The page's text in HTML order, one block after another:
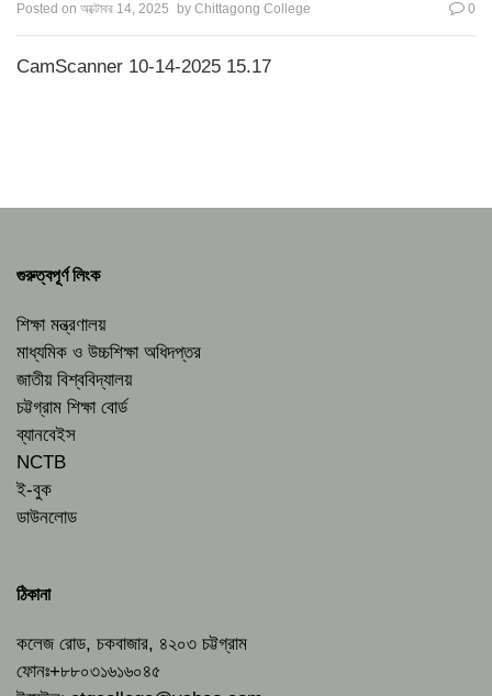
Posted on অক্টোবর 14, 2025 by Chittagong College 0
CamScanner 10-14-2025 15.17
গুরুত্বপূর্ণ লিংক
শিক্ষা মন্ত্রণালয়
মাধ্যমিক ও উচ্চশিক্ষা অধিদপ্তর
জাতীয় বিশ্ববিদ্যালয়
চট্টগ্রাম শিক্ষা বোর্ড
ব্যানবেইস
NCTB
ই-বুক
ডাউনলোড
ঠিকানা
কলেজ রোড, চকবাজার, ৪২০৩ চট্টগ্রাম
ফোনঃ+৮৮০৩১৬১৬০৪৫